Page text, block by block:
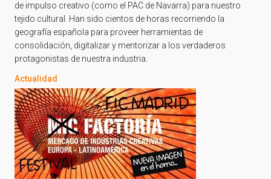
de impulso creativo (como el PAC de Navarra) para nuestro
tejido cultural. Han sido cientos de horas recorriendo la
geografía española para proveer herramientas de
consolidación, digitalizar y mentorizar a los verdaderos
protagonistas de nuestra industria.
Actualidad